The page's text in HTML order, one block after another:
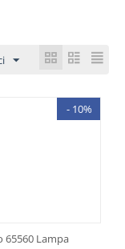
- 10%
65560 Lampa